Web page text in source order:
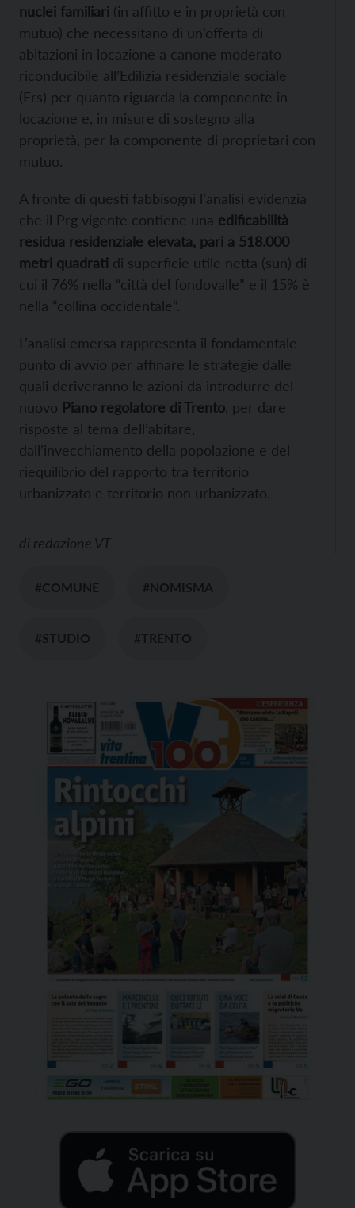
nuclei familiari (in affitto e in proprietà con
mutuo) che necessitano di un’offerta di
abitazioni in locazione a canone moderato
riconducibile all’Edilizia residenziale sociale
(Ers) per quanto riguarda la componente in
locazione e, in misure di sostegno alla
proprietà, per la componente di proprietari con
mutuo.
A fronte di questi fabbisogni l’analisi evidenzia
che il Prg vigente contiene una edificabilità
residua residenziale elevata, pari a 518.000
metri quadrati di superficie utile netta (sun) di
cui il 76% nella “città del fondovalle” e il 15% è
nella “collina occidentale”.
L’analisi emersa rappresenta il fondamentale
punto di avvio per affinare le strategie dalle
quali deriveranno le azioni da introdurre del
nuovo Piano regolatore di Trento , per dare
risposte al tema dell’abitare,
dall’invecchiamento della popolazione e del
riequilibrio del rapporto tra territorio
urbanizzato e territorio non urbanizzato.
di redazione VT
#COMUNE #NOMISMA
#STUDIO #TRENTO